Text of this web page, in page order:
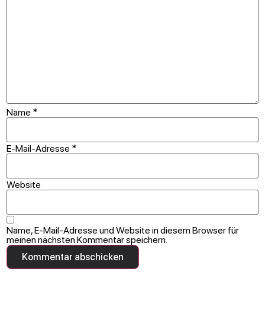
Name *
E-Mail-Adresse *
Website
Name, E-Mail-Adresse und Website in diesem Browser für
meinen nächsten Kommentar speichern.